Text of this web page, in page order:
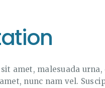
amet, malesuada urna,
nunc nam vel.